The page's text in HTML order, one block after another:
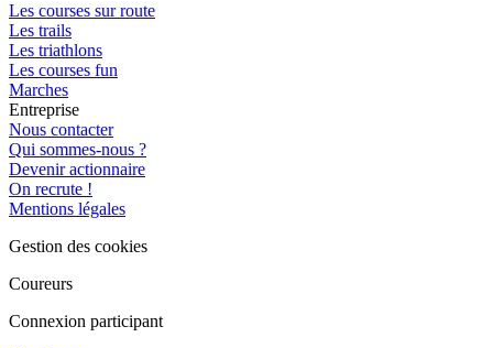
Les courses sur route
Les trails
Les triathlons
Les courses fun
Marches
Entreprise
Nous contacter
Qui sommes-nous ?
Devenir actionnaire
On recrute !
Mentions légales
Gestion des cookies
Coureurs
Connexion participant